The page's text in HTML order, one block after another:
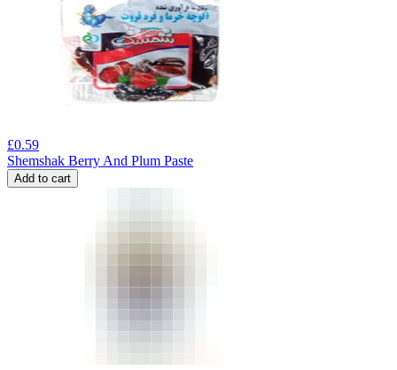
£0.59
Shemshak Berry And Plum Paste
Add to cart